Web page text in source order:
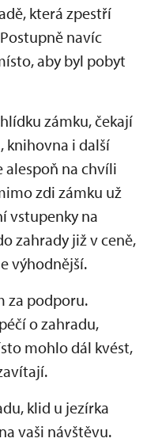
která zpestří
navíc
aby byl pobyt
zámku, čekají
knihovna i další
alespoň na chvíli
zdi zámku už
vstupenky na
zahrady již v ceně,
výhodnější.
za podporu.
o zahradu,
mohlo dál kvést,
klid u jezírka
vaši návštěvu.